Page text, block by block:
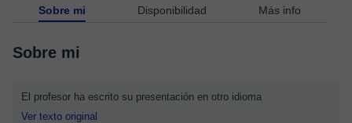
Sobre mi Disponibilidad Más info
Sobre mi
El profesor ha escrito su presentación en otro idioma
Ver texto original